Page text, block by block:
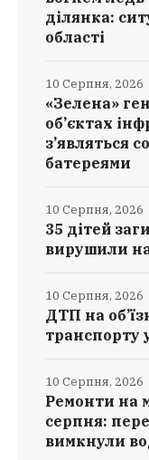
ділянка:
області
«Зелена»
об’єктах
з’являться
батереями
10 Серпня, 2026
35 дітей
вирушили
10 Серпня, 2026
ДТП на
транспорту
10 Серпня, 2026
Ремонти на
серпня:
вимкнули
10 Серпня, 2026